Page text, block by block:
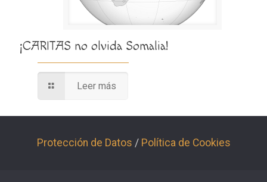
¡CARITAS no olvida Somalia!
Leer más
Protección de Datos / Política de Cookies